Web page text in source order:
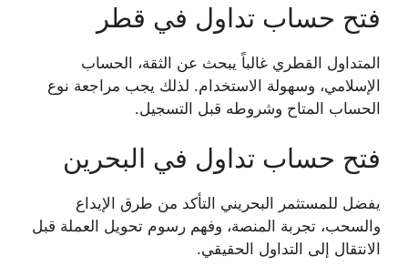
فتح حساب تداول في قطر
المتداول القطري غالباً يبحث عن الثقة، الحساب
الإسلامي، وسهولة الاستخدام. لذلك يجب مراجعة نوع
الحساب المتاح وشروطه قبل التسجيل.
فتح حساب تداول في البحرين
يفضل للمستثمر البحريني التأكد من طرق الإيداع
والسحب، تجربة المنصة، وفهم رسوم تحويل العملة قبل
الانتقال إلى التداول الحقيقي.